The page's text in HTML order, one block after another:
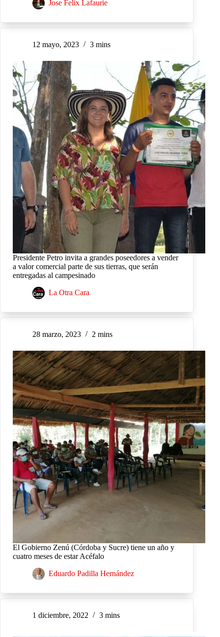
Jose Felix Lafaurie
12 mayo, 2023 3 mins
Presidente Petro invita a grandes poseedores a vender
a valor comercial parte de sus tierras, que serán
entregadas al campesinado
La Otra Cara
28 marzo, 2023 2 mins
El Gobierno Zenú (Córdoba y Sucre) tiene un año y
cuatro meses de estar Acéfalo
Eduardo Padilla Hernández
1 diciembre, 2022 3 mins